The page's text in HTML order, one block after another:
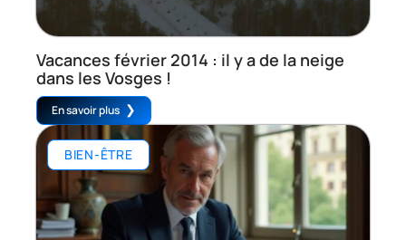
Vacances février 2014 : il y a de la neige
dans les Vosges !
En savoir plus
BIEN-ÊTRE